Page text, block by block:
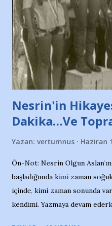
söylüyoruz. Bu son
ait tanıtıcı ilanların
Belediyesi ile mağazaların
de kınıyoruz'' diye de eklemiş
yazının hemen ardından bu
Nesrin'in
Dakika…Ve
Yazan: vertumnus Haziran
Ön-Not: Nesrin Olgun
başladığımda kimi zaman
içinde, kimi zaman sonunda
kendimi. Yazmaya devam